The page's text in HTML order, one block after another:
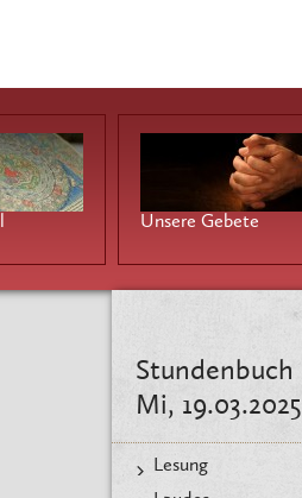
Unsere Gebete
Stundenbuch
Mi, 19.03.2025
Lesung